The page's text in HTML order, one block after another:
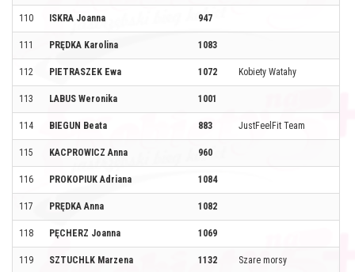
110 ISKRA Joanna 947
111 PRĘDKA Karolina 1083
112 PIETRASZEK Ewa 1072 Kobiety Watahy
113 LABUS Weronika 1001
114 BIEGUN Beata 883 JustFeelFit Team
115 KACPROWICZ Anna 960
116 PROKOPIUK Adriana 1084
117 PRĘDKA Anna 1082
118 PĘCHERZ Joanna 1069
119 SZTUCHLK Marzena 1132 Szare morsy